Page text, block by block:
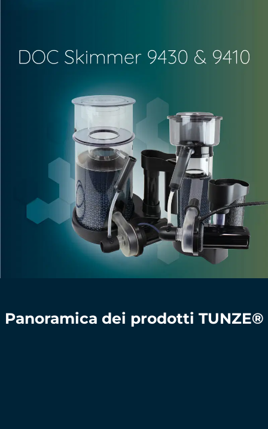
Panoramica dei prodotti TUNZE®